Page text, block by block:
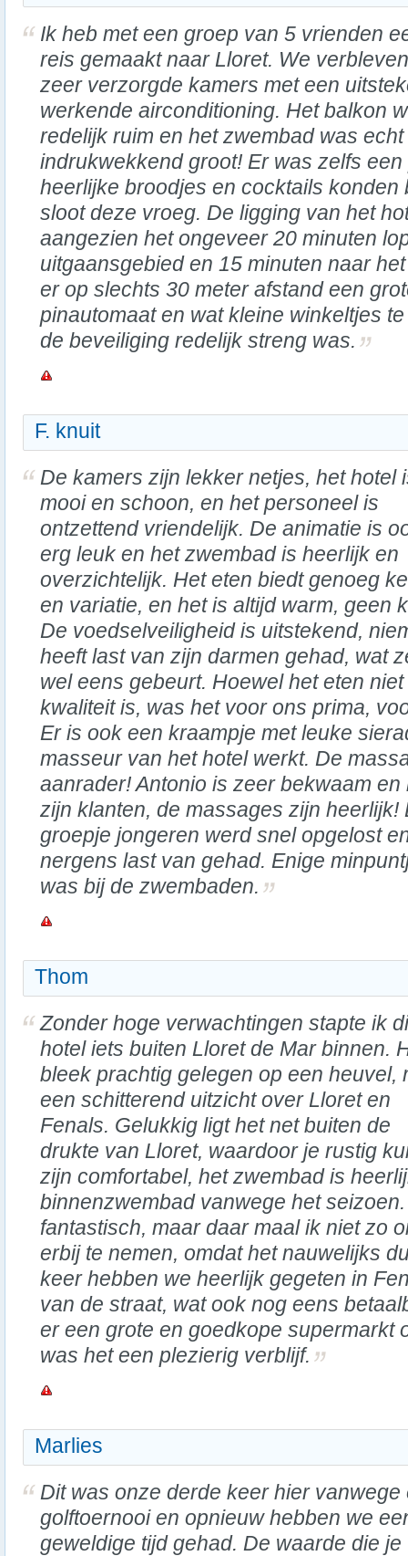
Ik heb met een groep van 5 vrienden
reis gemaakt naar Lloret. We
zeer verzorgde kamers met een
werkende airconditioning. Het balkon
redelijk ruim en het zwembad was echt
indrukwekkend groot! Er was zelfs
heerlijke broodjes en cocktails konden
sloot deze vroeg. De ligging van het
aangezien het ongeveer 20 minuten
uitgaansgebied en 15 minuten naar
er op slechts 30 meter afstand een
pinautomaat en wat kleine winkeltjes
de beveiliging redelijk streng was.
F. knuit
De kamers zijn lekker netjes, het hotel
mooi en schoon, en het personeel is
ontzettend vriendelijk. De animatie is
erg leuk en het zwembad is heerlijk en
overzichtelijk. Het eten biedt genoeg
en variatie, en het is altijd warm, geen
De voedselveiligheid is uitstekend,
heeft last van zijn darmen gehad, wat
wel eens gebeurt. Hoewel het eten
kwaliteit is, was het voor ons prima,
Er is ook een kraampje met leuke
masseur van het hotel werkt. De
aanrader! Antonio is zeer bekwaam
zijn klanten, de massages zijn heerlijk!
groepje jongeren werd snel opgelost
nergens last van gehad. Enige
was bij de zwembaden.
Thom
Zonder hoge verwachtingen stapte ik
hotel iets buiten Lloret de Mar binnen.
bleek prachtig gelegen op een heuvel,
een schitterend uitzicht over Lloret en
Fenals. Gelukkig ligt het net buiten de
drukte van Lloret, waardoor je rustig
zijn comfortabel, het zwembad is
binnenzwembad vanwege het
fantastisch, maar daar maal ik niet zo
erbij te nemen, omdat het nauwelijks
keer hebben we heerlijk gegeten in
van de straat, wat ook nog eens
er een grote en goedkope supermarkt
was het een plezierig verblijf.
Marlies
Dit was onze derde keer hier vanwege
golftoernooi en opnieuw hebben we
geweldige tijd gehad. De waarde die je